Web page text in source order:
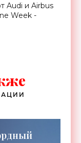
Audi и Airbus
Week -